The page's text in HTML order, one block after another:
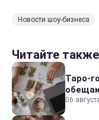
Новости шоу-бизнеса
Читайте также
Таро-
06